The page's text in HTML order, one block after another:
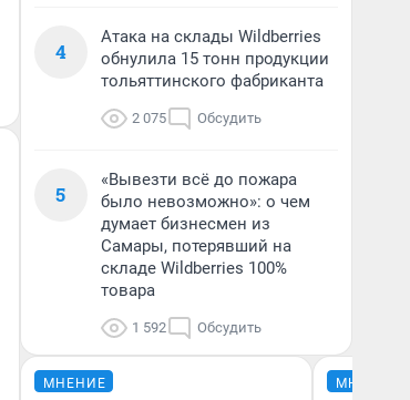
4
Атака на склады Wildberries
обнулила 15 тонн продукции
тольяттинского фабриканта
2 075 Обсудить
5
«Вывезти всё до пожара
было невозможно»: о чем
думает бизнесмен из
Самары, потерявший на
складе Wildberries 100%
товара
1 592 Обсудить
МНЕНИЕ МНЕНИЕ